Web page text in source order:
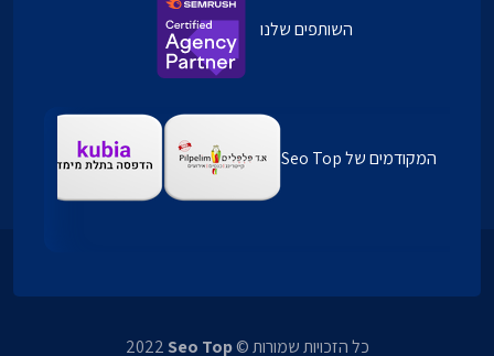
השותפים שלנו
המקודמים של Seo Top
כל הזכויות שמורות ©Seo Top
2022